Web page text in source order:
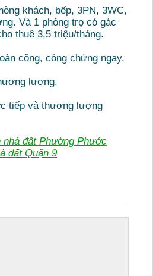
khách, bếp, 3PN, 3WC,
Và 1 phòng trọ có gác
thuê 3,5 triệu/tháng.
công, công chứng ngay.
lượng.
tiếp và thương lượng
nhà đất Phường Phước
đất Quận 9